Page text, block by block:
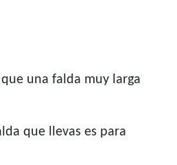
una falda muy larga
que llevas es para